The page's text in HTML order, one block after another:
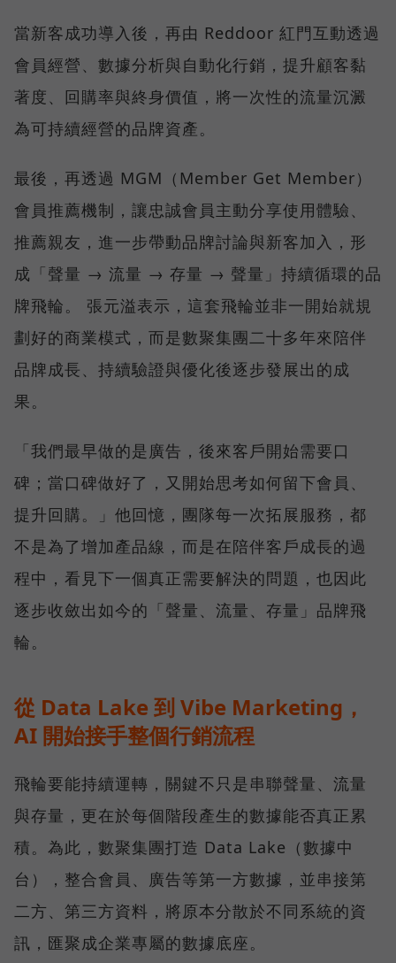
當新客成功導入後，再由 Reddoor 紅門互動透過
會員經營、數據分析與自動化行銷，提升顧客黏
著度、回購率與終身價值，將一次性的流量沉澱
為可持續經營的品牌資產。
最後，再透過 MGM（Member Get Member）
會員推薦機制，讓忠誠會員主動分享使用體驗、
推薦親友，進一步帶動品牌討論與新客加入，形
成「聲量 → 流量 → 存量 → 聲量」持續循環的品
牌飛輪。 張元溢表示，這套飛輪並非一開始就規
劃好的商業模式，而是數聚集團二十多年來陪伴
品牌成長、持續驗證與優化後逐步發展出的成
果。
「我們最早做的是廣告，後來客戶開始需要口
碑；當口碑做好了，又開始思考如何留下會員、
提升回購。」他回憶，團隊每一次拓展服務，都
不是為了增加產品線，而是在陪伴客戶成長的過
程中，看見下一個真正需要解決的問題，也因此
逐步收斂出如今的「聲量、流量、存量」品牌飛
輪。
從 Data Lake 到 Vibe Marketing，
AI 開始接手整個行銷流程
飛輪要能持續運轉，關鍵不只是串聯聲量、流量
與存量，更在於每個階段產生的數據能否真正累
積。為此，數聚集團打造 Data Lake（數據中
台），整合會員、廣告等第一方數據，並串接第
二方、第三方資料，將原本分散於不同系統的資
訊，匯聚成企業專屬的數據底座。